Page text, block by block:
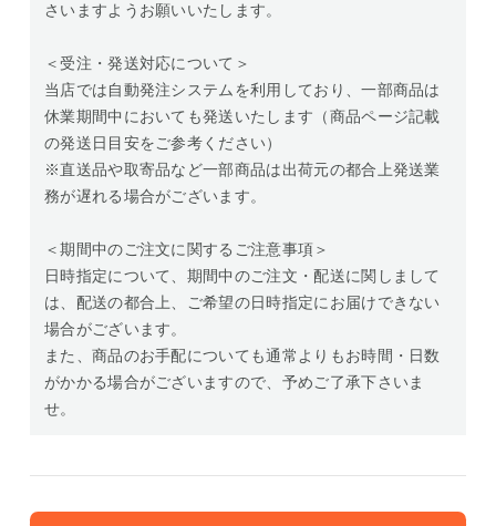
さいますようお願いいたします。
＜受注・発送対応について＞
当店では自動発注システムを利用しており、一部商品は
休業期間中においても発送いたします（商品ページ記載
の発送日目安をご参考ください）
※直送品や取寄品など一部商品は出荷元の都合上発送業
務が遅れる場合がございます。
＜期間中のご注文に関するご注意事項＞
日時指定について、期間中のご注文・配送に関しまして
は、配送の都合上、ご希望の日時指定にお届けできない
場合がございます。
また、商品のお手配についても通常よりもお時間・日数
がかかる場合がございますので、予めご了承下さいま
せ。